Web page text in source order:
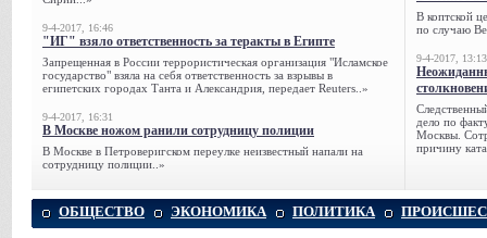
9-4-2017, 16:46
"ИГ" взяло ответственность за теракты в Египте
Запрещенная в России террористическая организация "Исламское
государство" взяла на себя ответственность за взрывы в
египетских городах Танта и Александрия, передает Reuters..»
9-4-2017, 16:31
В Москве ножом ранили сотрудницу полиции
В Москве в Петроверигском переулке неизвестный напали на
сотрудницу полиции..»
В коптской
по случаю
9-4-2017, 13:13
дело по
Москвы.
причину
ОБЩЕСТВО ЭКОНОМИКА ПОЛИТИКА